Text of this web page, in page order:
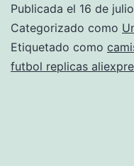
Publicada el 16 de
Categorizado como
Etiquetado como
futbol replicas